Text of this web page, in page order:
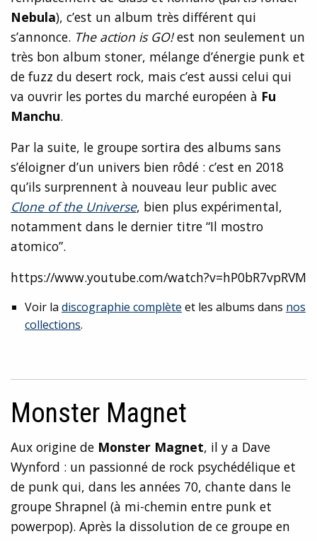
Nebula), c’est un album très différent qui
s’annonce. The action is GO!est non seulement un
très bon album stoner, mélange d’énergie punk et
de fuzz du desert rock, mais c’est aussi celui qui
va ouvrir les portes du marché européen à Fu
Manchu.
Par la suite, le groupe sortira des albums sans
s’éloigner d’un univers bien rôdé : c’est en 2018
qu’ils surprennent à nouveau leur public avec
Clone of the Universe, bien plus expérimental,
notamment dans le dernier titre “Il mostro
atomico”.
https://www.youtube.com/watch?v=hP0bR7vpRVM
Voir la discographie complète et les albums dans nos
collections.
Monster Magnet
Aux origine de Monster Magnet, il y a Dave
Wynford : un passionné de rock psychédélique et
de punk qui, dans les années 70, chante dans le
groupe Shrapnel (à mi-chemin entre punk et
powerpop). Après la dissolution de ce groupe en